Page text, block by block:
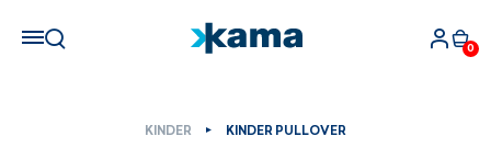
0
KINDER KINDER PULLOVER